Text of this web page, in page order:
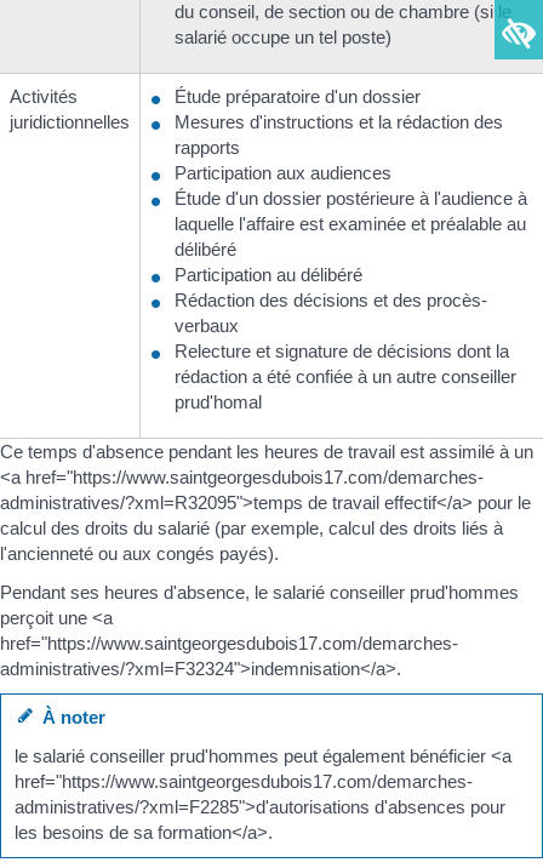
du conseil, de section ou de chambre (si le
salarié occupe un tel poste)
Activités
juridictionnelles
Étude préparatoire d'un dossier
Mesures d'instructions et la rédaction des
rapports
Participation aux audiences
Étude d'un dossier postérieure à l'audience à
laquelle l'affaire est examinée et préalable au
délibéré
Participation au délibéré
Rédaction des décisions et des procès-
verbaux
Relecture et signature de décisions dont la
rédaction a été confiée à un autre conseiller
prud'homal
Ce temps d'absence pendant les heures de travail est assimilé à un
<a href="https://www.saintgeorgesdubois17.com/demarches-
administratives/?xml=R32095">temps de travail effectif</a> pour le
calcul des droits du salarié (par exemple, calcul des droits liés à
l'ancienneté ou aux congés payés).
Pendant ses heures d'absence, le salarié conseiller prud'hommes
perçoit une <a
href="https://www.saintgeorgesdubois17.com/demarches-
administratives/?xml=F32324">indemnisation</a>.
À noter
le salarié conseiller prud'hommes peut également bénéficier <a
href="https://www.saintgeorgesdubois17.com/demarches-
administratives/?xml=F2285">d'autorisations d'absences pour
les besoins de sa formation</a>.